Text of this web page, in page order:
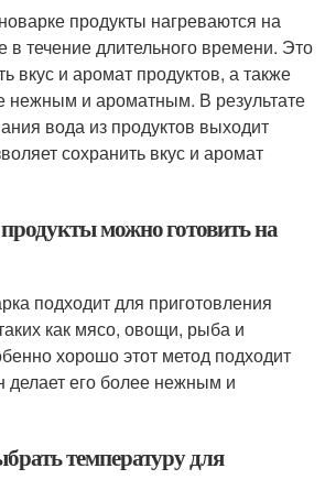
продукты нагреваются на
в течение длительного времени. Это
вкус и аромат продуктов, а также
нежным и ароматным. В результате
вода из продуктов выходит
сохранить вкус и аромат
можно готовить на
подходит для приготовления
как мясо, овощи, рыба и
хорошо этот метод подходит
делает его более нежным и
температуру для